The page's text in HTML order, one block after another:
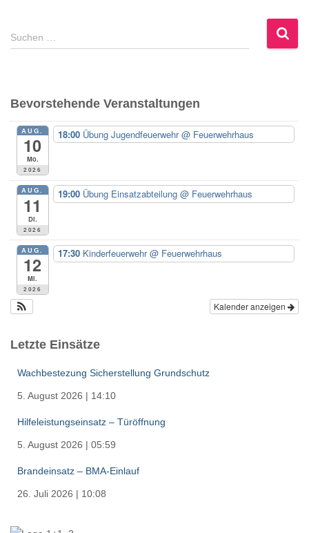
S
u
n
n
:
Suchen …
Bevorstehende Veranstaltungen
AUG.
10
Mo.
2026
18:00 Übung Jugendfeuerwehr@ Feuerwehrhaus
AUG.
11
Di.
2026
19:00 Übung Einsatzabteilung @ Feuerwehrhaus
AUG.
12
Mi.
2026
17:30 Kinderfeuerwehr@ Feuerwehrhaus
Kalender anzeigen
Letzte Einsätze
Wachbestezung Sicherstellung Grundschutz
5. August 2026 | 14:10
Hilfeleistungseinsatz – Türöffnung
5. August 2026 | 05:59
Brandeinsatz – BMA-Einlauf
26. Juli 2026 | 10:08